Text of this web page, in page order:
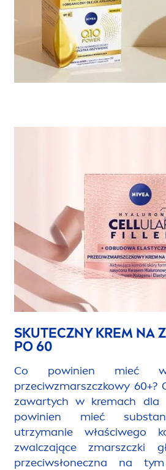
SKUTECZNY KREM NA
PO 60
Co powinien mieć
przeciwzmarszczkowy 60+?
zawartych w kremach dla
powinien mieć
utrzymanie właściwego
zwalczające zmarszczki
przeciwsłoneczna na